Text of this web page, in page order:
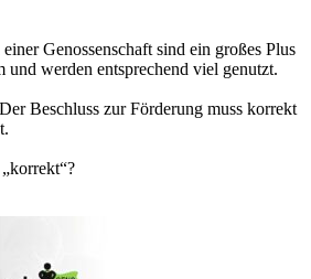
Genossenschaft sind ein großes Plus
und werden entsprechend viel genutzt.
Beschluss zur Förderung muss korrekt